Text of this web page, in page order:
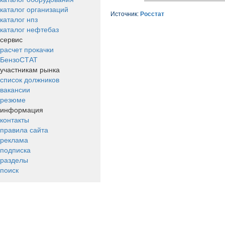
каталог организаций
каталог нпз
каталог нефтебаз
сервис
расчет прокачки
БензоСТАТ
участникам рынка
список должников
вакансии
резюме
информация
контакты
правила сайта
реклама
подписка
разделы
поиск
Источник: Росстат